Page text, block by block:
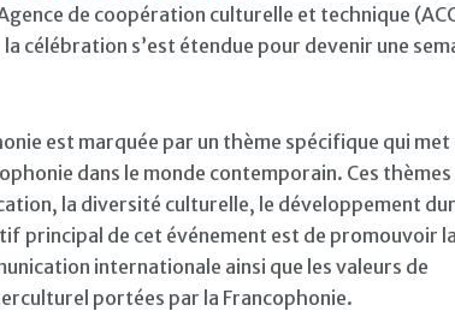
de coopération culturelle et technique
célébration s’est étendue pour devenir une
est marquée par un thème spécifique qui met
dans le monde contemporain. Ces thèmes
la diversité culturelle, le développement
principal de cet événement est de promouvoir la
internationale ainsi que les valeurs de
portées par la Francophonie.